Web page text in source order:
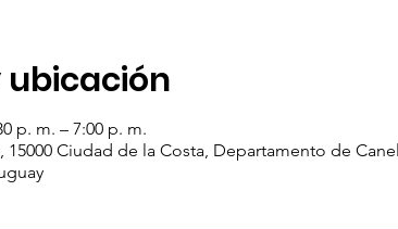
ubicación
p. m. – 7:00 p. m.
15000 Ciudad de la Costa, Departamento de